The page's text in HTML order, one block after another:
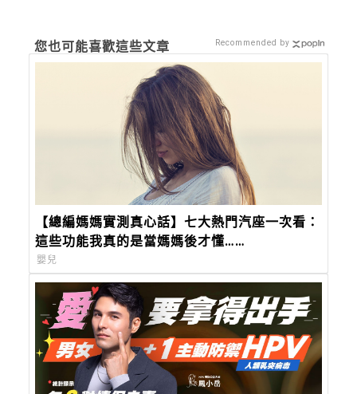
您也可能喜歡這些文章
【總編媽媽實測真心話】七大熱門汽座一次看：
這些功能我真的是當媽媽後才懂……
嬰兒
Recommended by